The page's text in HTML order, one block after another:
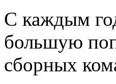
С каждым
большую
сборных